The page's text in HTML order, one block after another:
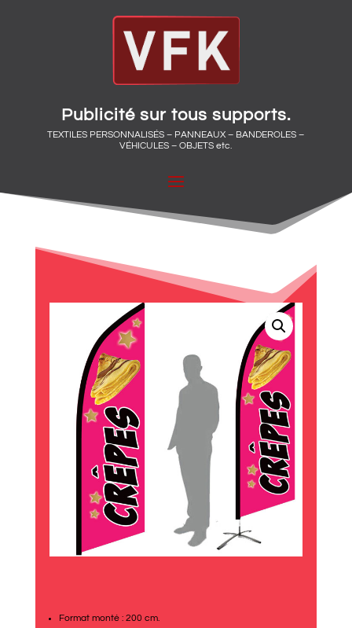
Publicité sur tous supports.
TEXTILES PERSONNALISÉS – PANNEAUX – BANDEROLES –
VÉHICULES – OBJETS etc.
Format monté : 200 cm.